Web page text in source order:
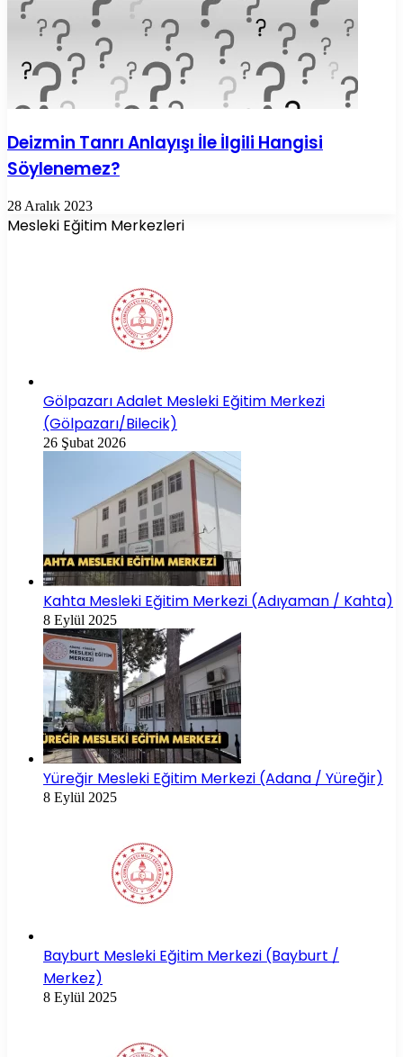
Deizmin Tanrı Anlayışı İle İlgili Hangisi
Söylenemez?
28 Aralık 2023
Mesleki Eğitim Merkezleri
Gölpazarı Adalet Mesleki Eğitim Merkezi
(Gölpazarı/Bilecik)
26 Şubat 2026
Kahta Mesleki Eğitim Merkezi (Adıyaman / Kahta)
8 Eylül 2025
Yüreğir Mesleki Eğitim Merkezi (Adana / Yüreğir)
8 Eylül 2025
Bayburt Mesleki Eğitim Merkezi (Bayburt /
Merkez)
8 Eylül 2025